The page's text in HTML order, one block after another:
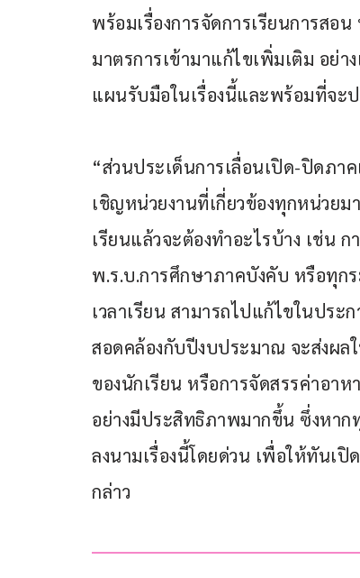
พร้อมเรื่องการจัดการเรียนการสอ
มาตรการเข้ามาแก้ไขเพิ่มเติม อย่า
แผนรับมือในเรื่องนี้และพร้อมที่จะ
“ส่วนประเด็นการเลื่อนเปิด-ปิดภา
เชิญหน่วยงานที่เกี่ยวข้องทุกหน่วย
เรียนแล้วจะต้องทำอะไรบ้าง เช่น
พ.ร.บ.การศึกษาภาคบังคับ หรือทุก
เวลาเรียน สามารถไปแก้ไขในประ
สอดคล้องกับปีงบประมาณ จะส่งผล
ของนักเรียน หรือการจัดสรรค่าอา
อย่างมีประสิทธิภาพมากขึ้น ซึ่งหาก
ลงนามเรื่องนี้โดยด่วน เพื่อให้ทันเ
กล่าว